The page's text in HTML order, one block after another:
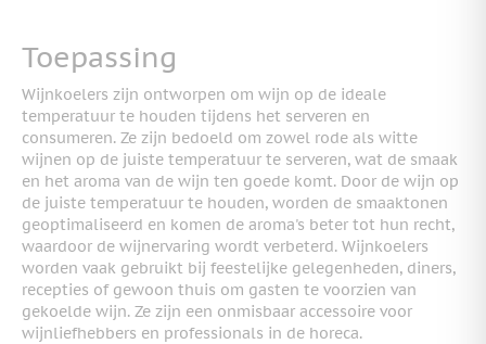
Toepassing
Wijnkoelers zijn ontworpen om wijn op de ideale
temperatuur te houden tijdens het serveren en
consumeren. Ze zijn bedoeld om zowel rode als witte
wijnen op de juiste temperatuur te serveren, wat de smaak
en het aroma van de wijn ten goede komt. Door de wijn op
de juiste temperatuur te houden, worden de smaaktonen
geoptimaliseerd en komen de aroma's beter tot hun recht,
waardoor de wijnervaring wordt verbeterd. Wijnkoelers
worden vaak gebruikt bij feestelijke gelegenheden, diners,
recepties of gewoon thuis om gasten te voorzien van
gekoelde wijn. Ze zijn een onmisbaar accessoire voor
wijnliefhebbers en professionals in de horeca.